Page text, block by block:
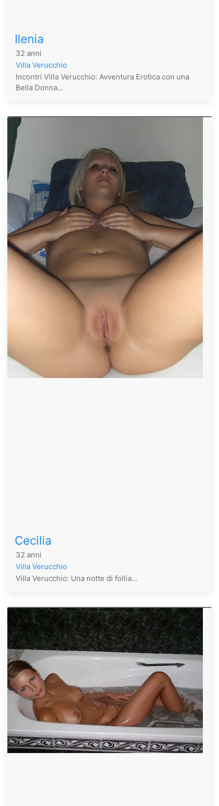
Ilenia
32 anni
Villa Verucchio
Incontri Villa Verucchio: Avventura Erotica con una
Bella Donna...
Cecilia
32 anni
Villa Verucchio
Villa Verucchio: Una notte di follia...